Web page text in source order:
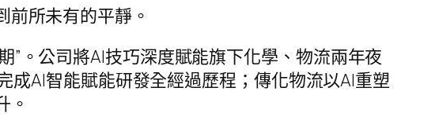
所未有的平靜。
”。公司將AI技巧深度賦能旗下化學、物流兩年夜
成AI智能賦能研發全經過歷程；傳化物流以AI重塑
。